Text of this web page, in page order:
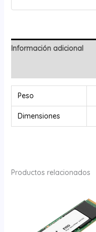
Información adicional
Peso
Dimensiones
Productos relacionados